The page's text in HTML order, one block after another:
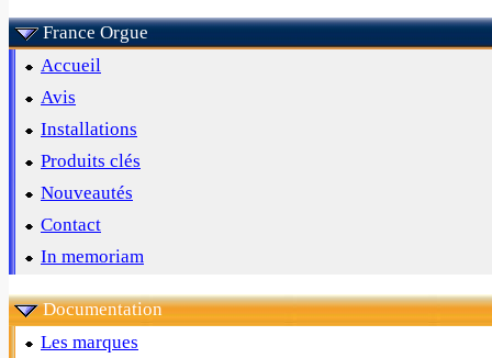
France Orgue
Accueil
Avis
Installations
Produits clés
Nouveautés
Contact
In memoriam
Documentation
Les marques